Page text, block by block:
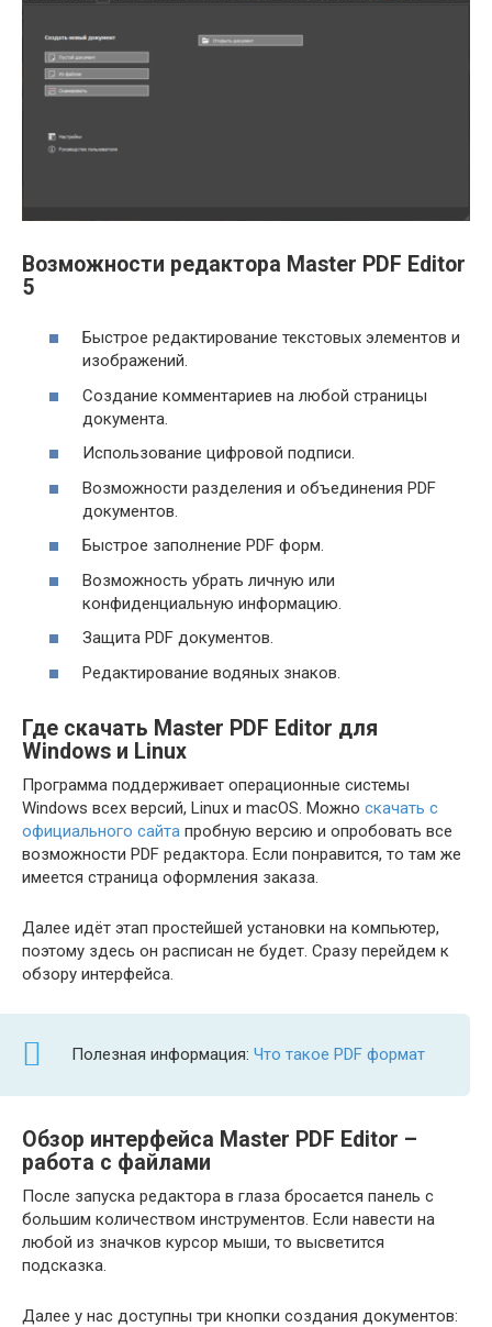
Возможности редактора Master PDF Editor
5
Быстрое редактирование текстовых элементов и
изображений.
Создание комментариев на любой страницы
документа.
Использование цифровой подписи.
Возможности разделения и объединения PDF
документов.
Быстрое заполнение PDF форм.
Возможность убрать личную или
конфиденциальную информацию.
Защита PDF документов.
Редактирование водяных знаков.
Где скачать Master PDF Editor для
Windows и Linux
Программа поддерживает операционные системы
Windows всех версий, Linux и macOS. Можно скачать с
официального сайта пробную версию и опробовать все
возможности PDF редактора. Если понравится, то там же
имеется страница оформления заказа.
Далее идёт этап простейшей установки на компьютер,
поэтому здесь он расписан не будет. Сразу перейдем к
обзору интерфейса.
Полезная информация: Что такое PDF формат
Обзор интерфейса Master PDF Editor –
работа с файлами
После запуска редактора в глаза бросается панель с
большим количеством инструментов. Если навести на
любой из значков курсор мыши, то высветится
подсказка.
Далее у нас доступны три кнопки создания документов: